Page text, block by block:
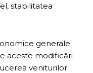
stabilitatea
generale
aceste modificări
veniturilor